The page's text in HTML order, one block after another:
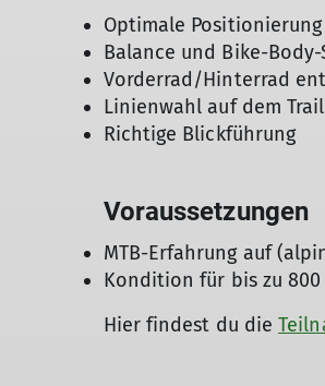
Optimale
Balance und Bike-
Vorderrad/Hinterrad
Linienwahl auf dem Trail
Richtige Blickführung
Voraussetzungen
MTB-Erfahrung auf
Kondition für bis zu 800
Hier findest du die